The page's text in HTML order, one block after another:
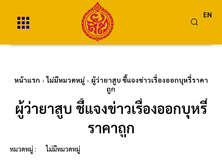
EN
หน้าแรก ไม่มีหมวดหมู่
ผู้ว่ายาสูบ ชี้แจงข่าวเรื่องออกบุหรี่ราคา
ถูก
ผู้ว่ายาสูบ ชี้แจงข่าวเรื่องออกบุหรี่
ราคาถูก
หมวดหมู่ : ไม่มีหมวดหมู่